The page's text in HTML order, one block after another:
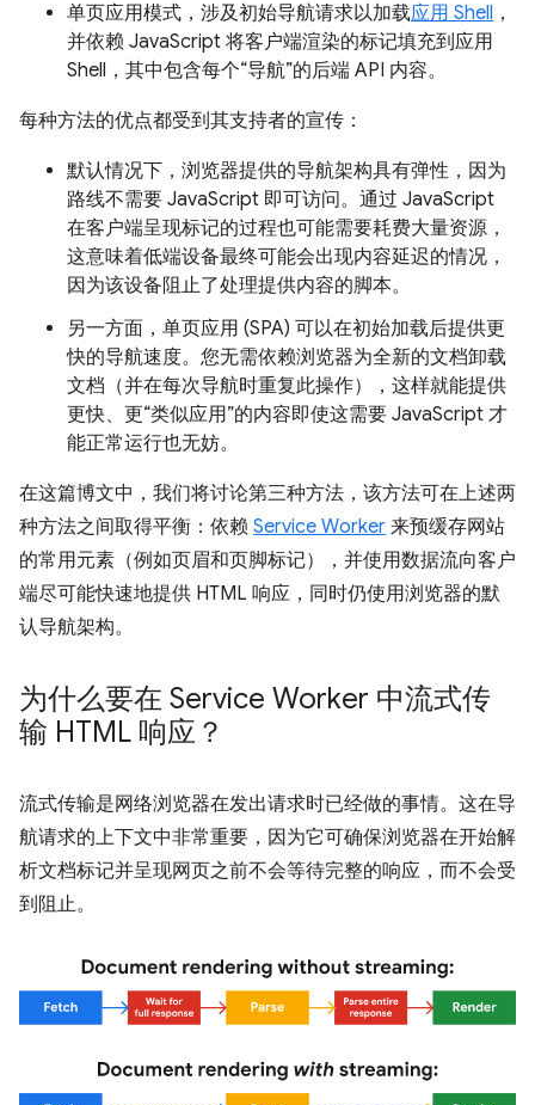
单页应用模式，涉及初始导航请求以加载应用 Shell ，
并依赖 JavaScript 将客户端渲染的标记填充到应用
Shell，其中包含每个“导航”的后端 API 内容。
每种方法的优点都受到其支持者的宣传：
默认情况下，浏览器提供的导航架构具有弹性，因为
路线不需要 JavaScript 即可访问。通过 JavaScript
在客户端呈现标记的过程也可能需要耗费大量资源，
这意味着低端设备最终可能会出现内容延迟的情况，
因为该设备阻止了处理提供内容的脚本。
另一方面，单页应用 (SPA) 可以在初始加载后提供更
快的导航速度。您无需依赖浏览器为全新的文档卸载
文档（并在每次导航时重复此操作），这样就能提供
更快、更“类似应用”的内容即使这需要 JavaScript 才
能正常运行也无妨。
在这篇博文中，我们将讨论第三种方法，该方法可在上述两
种方法之间取得平衡：依赖 Service Worker 来预缓存网站
的常用元素（例如页眉和页脚标记），并使用数据流向客户
端尽可能快速地提供 HTML 响应，同时仍使用浏览器的默
认导航架构。
为什么要在 Service Worker 中流式传
输 HTML 响应？
流式传输是网络浏览器在发出请求时已经做的事情。这在导
航请求的上下文中非常重要，因为它可确保浏览器在开始解
析文档标记并呈现网页之前不会等待完整的响应，而不会受
到阻止。